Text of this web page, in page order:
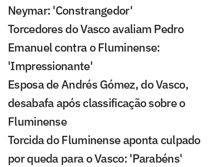
Neymar: 'Constrangedor'
Torcedores do Vasco avaliam Pedro
Emanuel contra o Fluminense:
'Impressionante'
Esposa de Andrés Gómez, do Vasco,
desabafa após classificação sobre o
Fluminense
Torcida do Fluminense aponta culpado
por queda para o Vasco: 'Parabéns'